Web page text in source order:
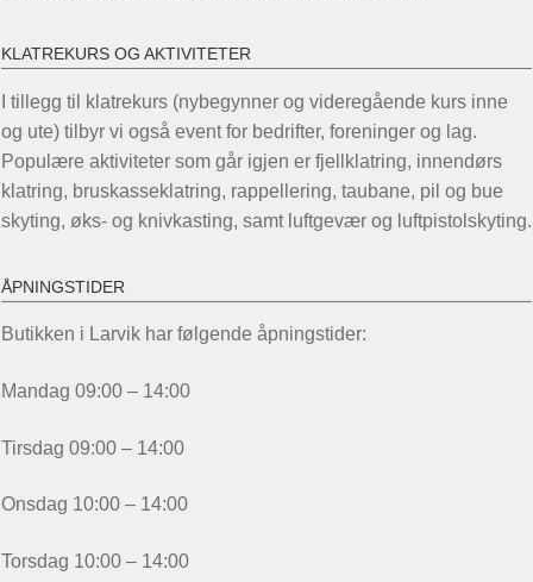
KLATREKURS OG AKTIVITETER
I tillegg til klatrekurs (nybegynner og videregående kurs inne
og ute) tilbyr vi også event for bedrifter, foreninger og lag.
Populære aktiviteter som går igjen er fjellklatring, innendørs
klatring, bruskasseklatring, rappellering, taubane, pil og bue
skyting, øks- og knivkasting, samt luftgevær og luftpistolskyting.
ÅPNINGSTIDER
Butikken i Larvik har følgende åpningstider:
Mandag 09:00 – 14:00
Tirsdag 09:00 – 14:00
Onsdag 10:00 – 14:00
Torsdag 10:00 – 14:00